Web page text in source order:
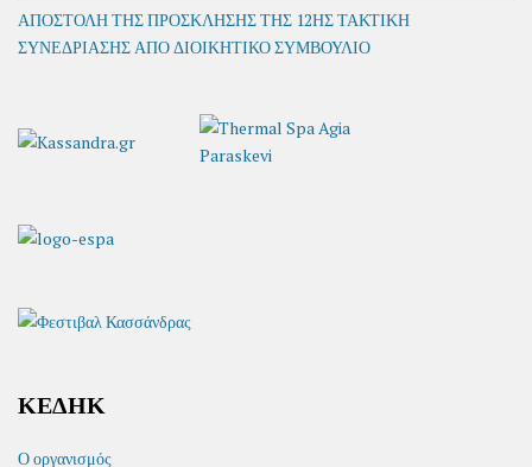
ΑΠΟΣΤΟΛΗ ΤΗΣ ΠΡΟΣΚΛΗΣΗΣ ΤΗΣ 12ΗΣ ΤΑΚΤΙΚΗ
ΣΥΝΕΔΡΙΑΣΗΣ ΑΠΟ ΔΙΟΙΚΗΤΙΚΟ ΣΥΜΒΟΥΛΙΟ
ΚΕΔΗΚ
Ο οργανισμός